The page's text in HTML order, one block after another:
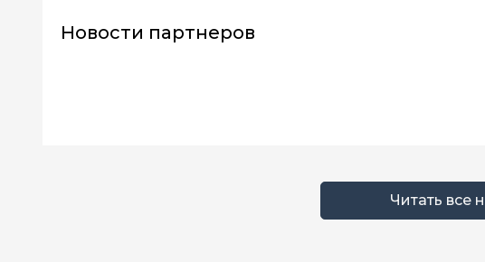
Новости партнеров
Читать все